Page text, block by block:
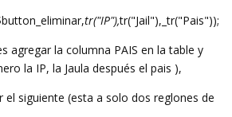
tr("IP"),tr("Jail"),_tr("Pais"));
agregar la columna PAIS en la table y
la IP, la Jaula después el pais ),
el siguiente (esta a solo dos reglones de